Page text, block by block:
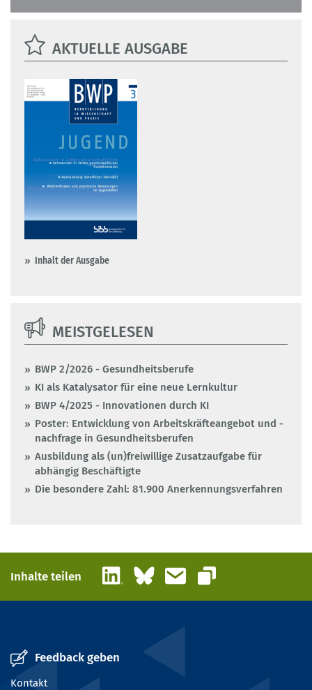
AKTUELLE AUSGABE
Inhalt der Ausgabe
MEISTGELESEN
BWP 2/2026 - Gesundheitsberufe
KI als Katalysator für eine neue Lernkultur
BWP 4/2025 - Innovationen durch KI
Poster: Entwicklung von Arbeitskräfteangebot und -
nachfrage in Gesundheitsberufen
Ausbildung als (un)freiwillige Zusatzaufgabe für
abhängig Beschäftigte
Die besondere Zahl: 81.900 Anerkennungsverfahren
Inhalte teilen LinkedInBlueskyE-Mail
Link kopieren
Feedback geben
Kontakt